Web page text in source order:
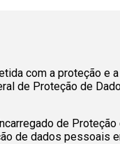
com a proteção e
de Proteção de
de Proteção
de dados pessoais